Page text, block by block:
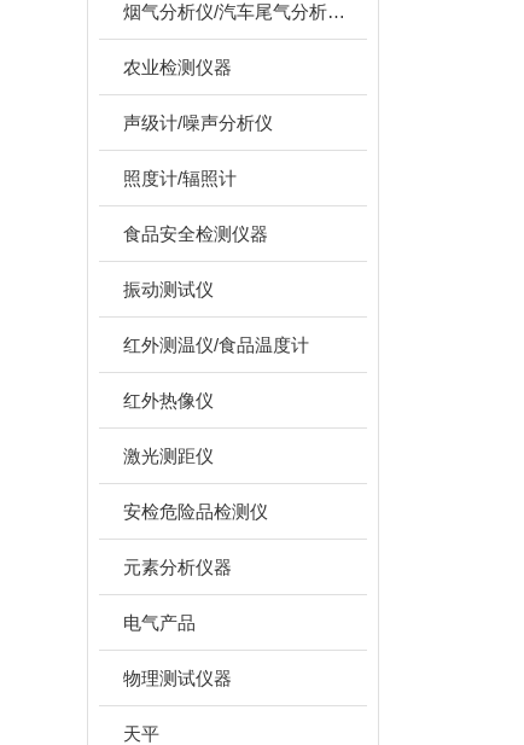
烟气分析仪/汽车尾气分析仪/转速表/汽车维修检测设备
农业检测仪器
声级计/噪声分析仪
照度计/辐照计
食品安全检测仪器
振动测试仪
红外测温仪/食品温度计
红外热像仪
激光测距仪
安检危险品检测仪
元素分析仪器
电气产品
物理测试仪器
天平